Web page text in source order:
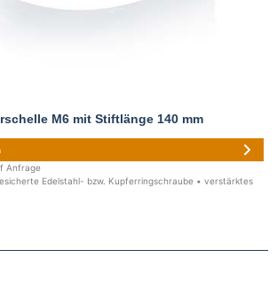
M6 mit Stiftlänge 140 mm
Anfrage
Edelstahl- bzw. Kupferringschraube • verstärktes